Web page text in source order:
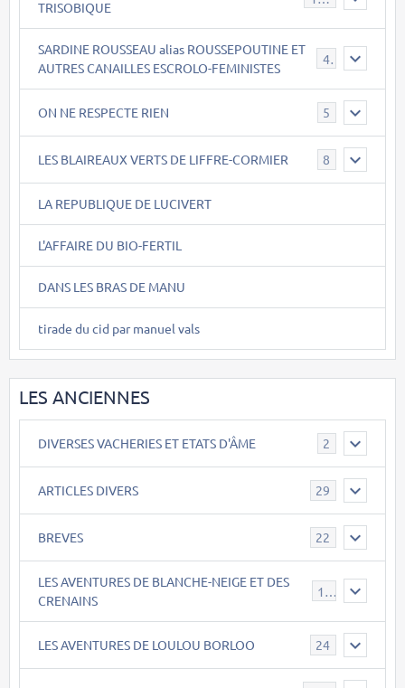
TRISOBIQUE
SARDINE ROUSSEAU alias ROUSSEPOUTINE ET
AUTRES CANAILLES ESCROLO-FEMINISTES
40
ON NE RESPECTE RIEN 5
LES BLAIREAUX VERTS DE LIFFRE-CORMIER 8
LA REPUBLIQUE DE LUCIVERT
L'AFFAIRE DU BIO-FERTIL
DANS LES BRAS DE MANU
tirade du cid par manuel vals
LES ANCIENNES
DIVERSES VACHERIES ET ETATS D'ÂME 2
ARTICLES DIVERS 29
BREVES 22
LES AVENTURES DE BLANCHE-NEIGE ET DES
CRENAINS
17
LES AVENTURES DE LOULOU BORLOO 24